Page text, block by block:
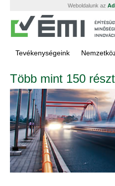
Weboldalunk az
Tevékenységeink
Több mint 150